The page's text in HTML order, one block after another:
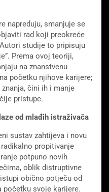
napreduju, smanjuje se
rad koji preokreće
studije to pripisuju
Prema ovoj teoriji,
na znanstvenu
početku njihove karijere;
čini ih i manje
pristupe.
od mlađih istraživača
sustav zahtijeva i novu
propitivanje
potpuno novih
oblik distruptivne
obično potječu od
početku svoje karijere.